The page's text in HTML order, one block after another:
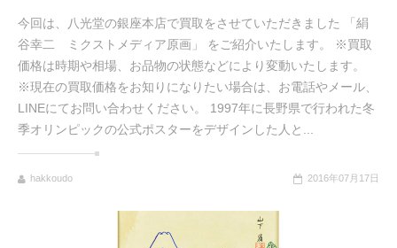
今回は、八光堂の銀座本店で買取をさせていただきました 「絹
谷幸二 ミクストメディア原画」 をご紹介いたします。 ※買取
価格は時期や相場、お品物の状態などにより変動いたします。
※現在の買取価格をお知りになりたい場合は、お電話やメール、
LINEにてお問い合わせください。 1997年に長野県で行われた冬
季オリンピックの公式ポスターをデザインした人と...
hakkoudo 2016年07月17日